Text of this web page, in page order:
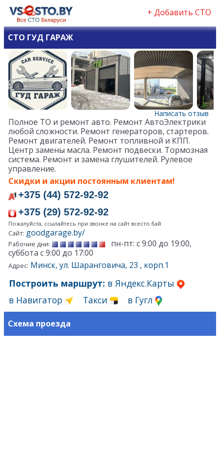
+ Добавить СТО
СТО ГУД ГАРАЖ
Написать отзыв
Полное ТО и ремонт авто. Ремонт АвтоЭлектрики
любой сложности. Ремонт генераторов, стартеров.
Ремонт двигателей. Ремонт топливной и КПП.
Центр замены масла. Ремонт подвески. Тормозная
система. Ремонт и замена глушителей. Рулевое
управление.
Скидки и акции постоянным клиентам!
+375 (44) 572-92-92
+375 (29) 572-92-92
Пожалуйста, ссылайтесь при звонке на сайт всесто.бай
Сайт: goodgarage.by/
Рабочие дни:
пн-пт: с 9:00 до 19:00,
суббота с 9:00 до 17:00
Адрес: Минск, ул. Шаранговича, 23 , корп.1
Построить маршрут: в Яндекс.Карты
в Навигатор
Такси в Гугл
Схема проезда